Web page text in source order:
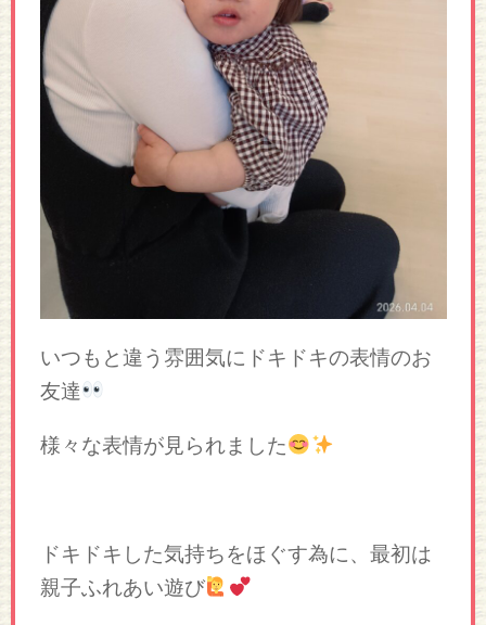
いつもと違う雰囲気にドキドキの表情のお
友達
様々な表情が見られました
ドキドキした気持ちをほぐす為に、最初は
親子ふれあい遊び